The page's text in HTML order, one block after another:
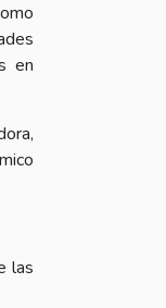
en
las